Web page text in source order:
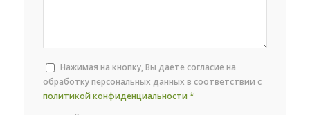
Нажимая на кнопку, Вы даете согласие на
обработку персональных данных в соответствии с
политикой конфиденциальности *